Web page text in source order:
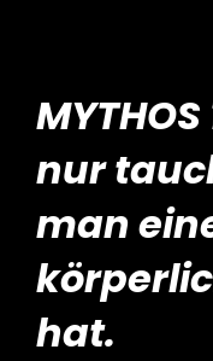
nur
man
hat.